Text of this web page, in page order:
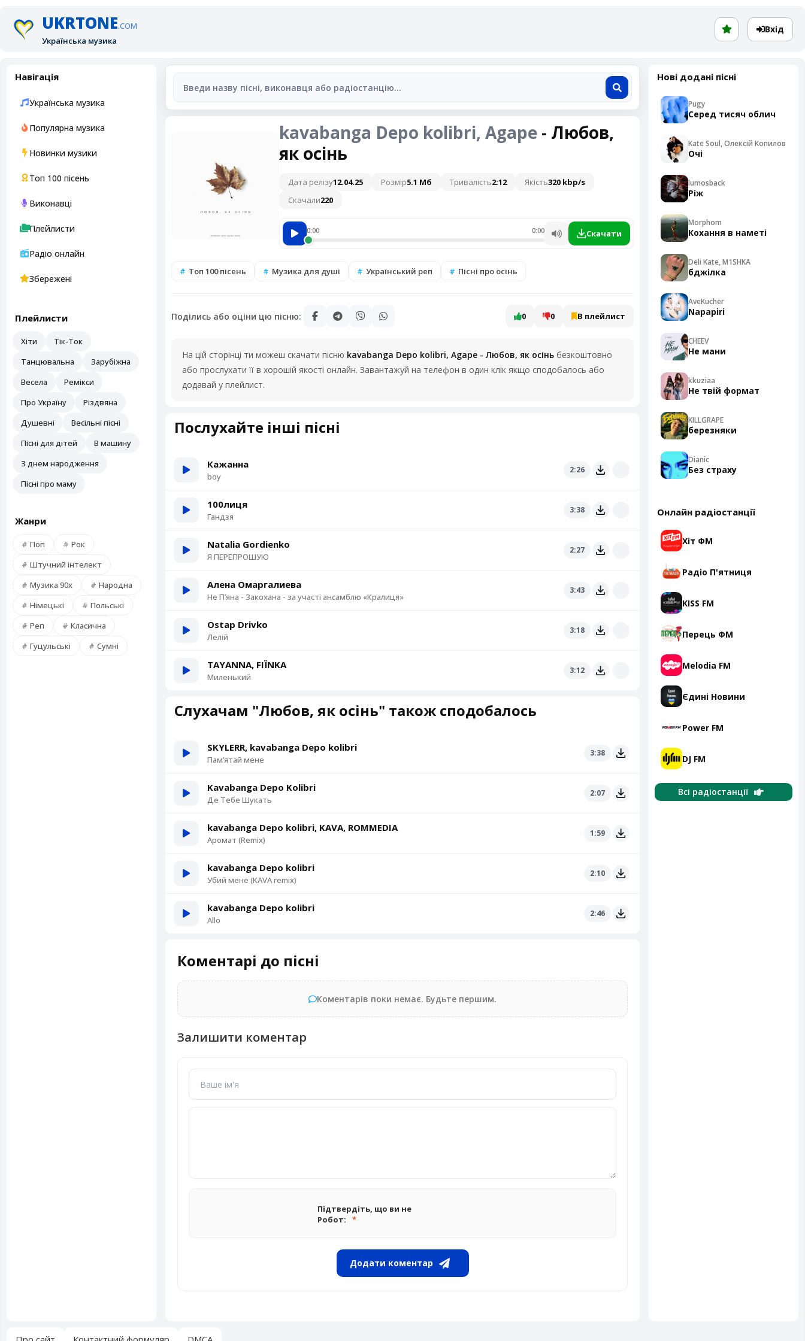
UKRTONE.COM
Українська музика
Вхід
Навігація
Українська музика
Популярна музика
Новинки музики
Топ 100 пісень
Виконавці
Плейлисти
Радіо онлайн
Збережені
Плейлисти
Хіти
Тік-Ток
Танцювальна
Зарубіжна
Весела
Ремікси
Про Україну
Різдвяна
Душевні
Весільні пісні
Пісні для дітей
В машину
З днем народження
Пісні про маму
Жанри
Поп
Рок
Штучний інтелект
Музика 90х
Народна
Німецькі
Польські
Реп
Класична
Гуцульські
Сумні
kavabanga Depo kolibri, Agape - Любов,
як осінь
Дата релізу12.04.25 Розмір5.1 Мб Тривалість2:12 Якість320 kbp/s
Скачали220
0:00 0:00 Скачати
Топ 100 пісень Музика для душі Український реп Пісні про осінь
Поділись або оціни цю пісню: 0 0 В плейлист
На цій сторінці ти можеш скачати пісню kavabanga Depo kolibri, Agape - Любов, як осінь безкоштовно
або прослухати її в хорошій якості онлайн. Завантажуй на телефон в один клік якщо сподобалось або
додавай у плейлист.
Послухайте інші пісні
Кажанна
boy
2:26
100лиця
Гандзя
3:38
Natalia Gordienko
Я ПЕРЕПРОШУЮ
2:27
Алена Омаргалиева
Не Пʼяна - Закохана - за участі ансамблю «Кралиця»
3:43
Ostap Drivko
Лелій
3:18
TAYANNA, FIЇNKA
Миленький
3:12
Слухачам "Любов, як осінь" також сподобалось
SKYLERR, kavabanga Depo kolibri
Памʼятай мене
3:38
Kavabanga Depo Kolibri
Де Тебе Шукать
2:07
kavabanga Depo kolibri, KAVA, ROMMEDIA
Аромат (Remix)
1:59
kavabanga Depo kolibri
Убий мене (KAVA remix)
2:10
kavabanga Depo kolibri
Allo
2:46
Коментарі до пісні
Коментарів поки немає. Будьте першим.
Залишити коментар
Підтвердіть, що ви не
Робот:
Додати коментар
Нові додані пісні
Pugy
Серед тисяч облич
Kate Soul, Олексій Копилов
Очі
lumosback
Ріж
Morphom
Кохання в наметі
Deli Kate, M1SHKA
бджілка
AveKucher
Napapiri
CHEEV
Не мани
kkuziaa
Не твій формат
KILLGRAPE
березняки
Dianic
Без страху
Онлайн радіостанції
Хіт ФМ
Радіо П'ятниця
KISS FM
Перець ФМ
Melodia FM
Єдині Новини
Power FM
DJ FM
Всі радіостанції